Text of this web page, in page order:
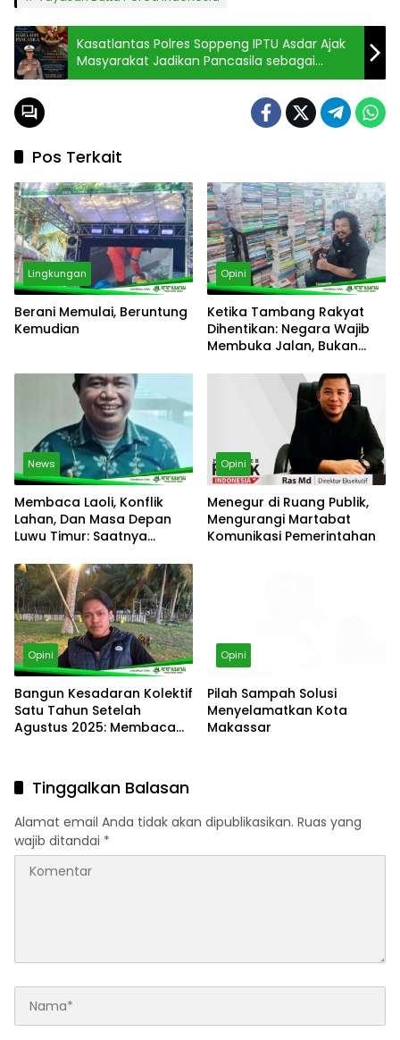
Kasatlantas Polres Soppeng IPTU Asdar Ajak
Masyarakat Jadikan Pancasila sebagai
Pedoman Persatuan Bangsa
Pos Terkait
Lingkungan
Berani Memulai, Beruntung
Kemudian
Opini
Ketika Tambang Rakyat
Dihentikan: Negara Wajib
Membuka Jalan, Bukan
News
Membaca Laoli, Konflik
Lahan, Dan Masa Depan
Luwu Timur: Saatnya
Opini
Menegur di Ruang Publik,
Mengurangi Martabat
Komunikasi Pemerintahan
Opini
Bangun Kesadaran Kolektif
Satu Tahun Setelah
Agustus 2025: Membaca
Opini
Pilah Sampah Solusi
Menyelamatkan Kota
Makassar
Tinggalkan Balasan
Alamat email Anda tidak akan dipublikasikan. Ruas yang
wajib ditandai *